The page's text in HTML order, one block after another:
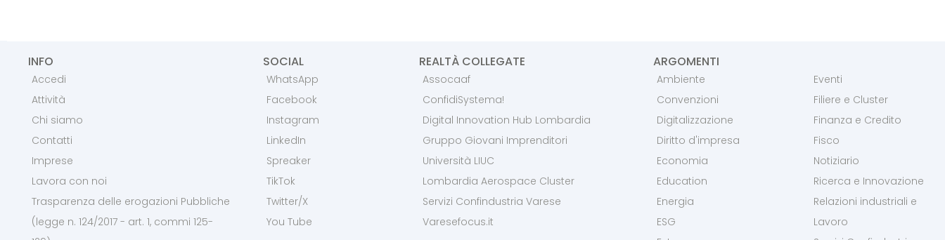
INFO
Accedi
Attività
Chi siamo
Contatti
Imprese
Lavora con noi
Trasparenza delle erogazioni Pubbliche
(legge n. 124/2017 - art. 1, commi 125-
SOCIAL
WhatsApp
Facebook
Instagram
LinkedIn
Spreaker
TikTok
Twitter/X
You Tube
REALTÀ COLLEGATE
Assocaaf
ConfidiSystema!
Digital Innovation Hub Lombardia
Gruppo Giovani Imprenditori
Università LIUC
Lombardia Aerospace Cluster
Servizi Confindustria Varese
Varesefocus.it
ARGOMENTI
Ambiente
Convenzioni
Digitalizzazione
Diritto d'impresa
Economia
Education
Energia
ESG
Eventi
Filiere e Cluster
Finanza e Credito
Fisco
Notiziario
Ricerca e Innovazione
Relazioni industriali e
Lavoro